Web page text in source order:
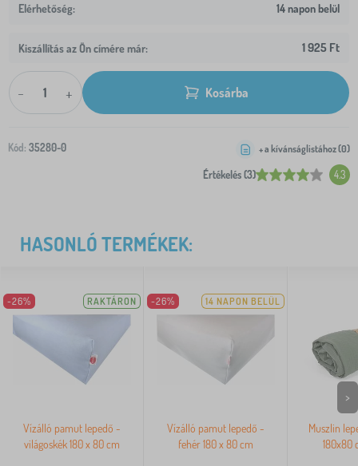
14 napon belül
Kiszállítás az Ön címére már: 1 925 Ft
- + Kosárba
Kód: 35280-0
Értékelés (3) 4.3
+ a kívánságlistához (0)
HASONLÓ TERMÉKEK:
-26% RAKTÁRON
Vízálló pamut lepedő -
világoskék 180 x 80 cm
-26% 14 NAPON BELÜL
Vízálló pamut lepedő -
fehér 180 x 80 cm
Muszlin
180x80
>